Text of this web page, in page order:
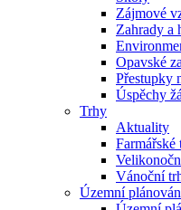
Zájmové
Zahrady a
Opavské
Přestupky
Úspěchy
Trhy
Aktuality
Farmářské
Vánoční
Územní